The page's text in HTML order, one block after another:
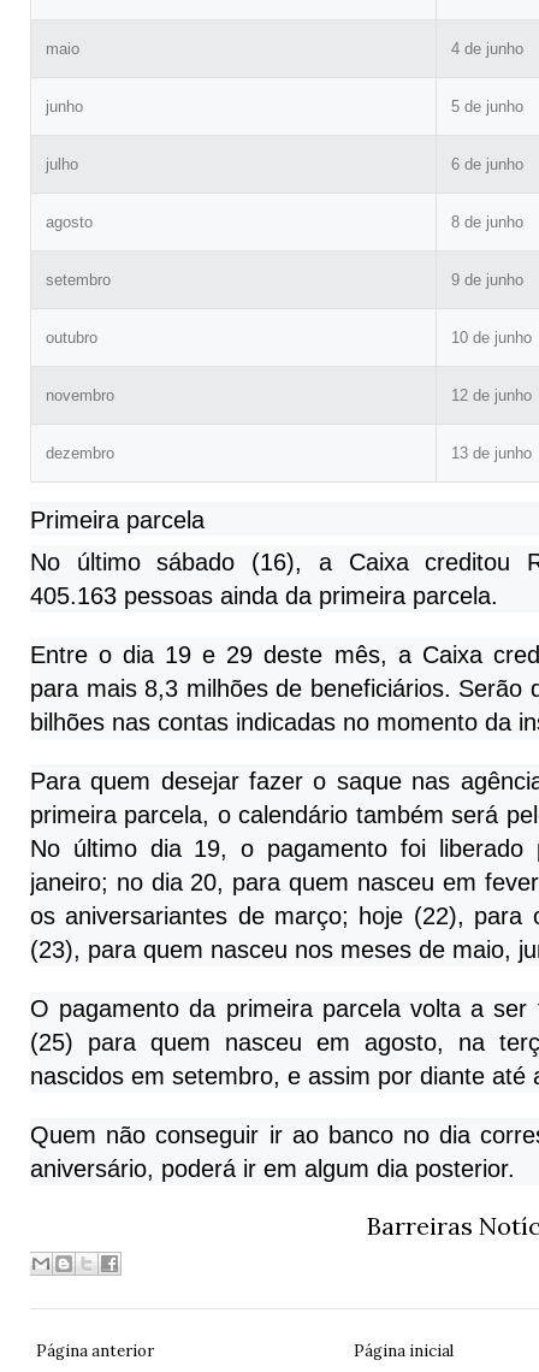
maio 4 de junho
junho 5 de junho
julho 6 de junho
agosto 8 de junho
setembro 9 de junho
outubro 10 de junho
novembro 12 de junho
dezembro 13 de junho
Primeira parcela
No último sábado (16), a Caixa creditou
405.163 pessoas ainda da primeira parcela.
Entre o dia 19 e 29 deste mês, a Caixa
para mais 8,3 milhões de beneficiários. Serão
bilhões nas contas indicadas no momento da
Para quem desejar fazer o saque nas
primeira parcela, o calendário também será
No último dia 19, o pagamento foi liberado
janeiro; no dia 20, para quem nasceu em
os aniversariantes de março; hoje (22), para
(23), para quem nasceu nos meses de maio,
O pagamento da primeira parcela volta a ser
(25) para quem nasceu em agosto, na
nascidos em setembro, e assim por diante até
Quem não conseguir ir ao banco no dia
aniversário, poderá ir em algum dia posterior.
Barreiras
Página anterior Página inicial